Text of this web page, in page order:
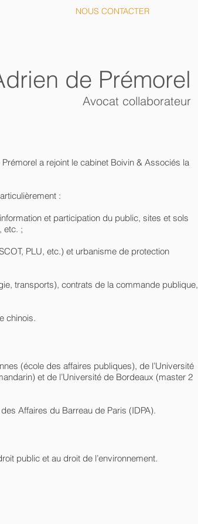
NOUS CONTACTER
de Prémorel
Avocat collaborateur
a rejoint le cabinet Boivin & Associés la
:
et participation du public, sites et sols
etc. ;
PLU, etc.) et urbanisme de protection
transports), contrats de la commande publique,
chinois.
(école des affaires publiques), de l’Université
et de l’Université de Bordeaux (master 2
Affaires du Barreau de Paris (IDPA).
public et au droit de l’environnement.